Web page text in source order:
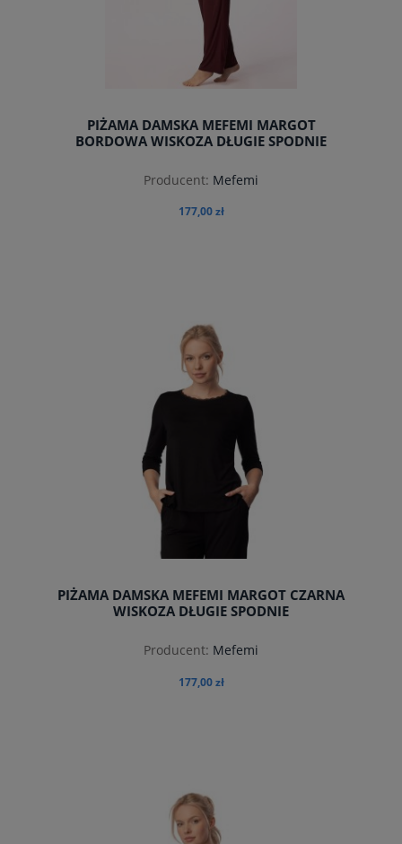
PIŻAMA DAMSKA MEFEMI MARGOT
BORDOWA WISKOZA DŁUGIE SPODNIE
Producent: Mefemi
177,00 zł
do koszyka
PIŻAMA DAMSKA MEFEMI MARGOT CZARNA
WISKOZA DŁUGIE SPODNIE
Producent: Mefemi
177,00 zł
do koszyka